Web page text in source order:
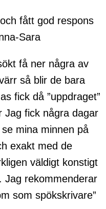
fått god respons
Sara
få ner några av
så blir de bara
fick då ”uppdraget”
Jag fick några dagar
mina minnen på
exakt med de
väldigt konstigt
Jag rekommenderar
som spökskrivare”